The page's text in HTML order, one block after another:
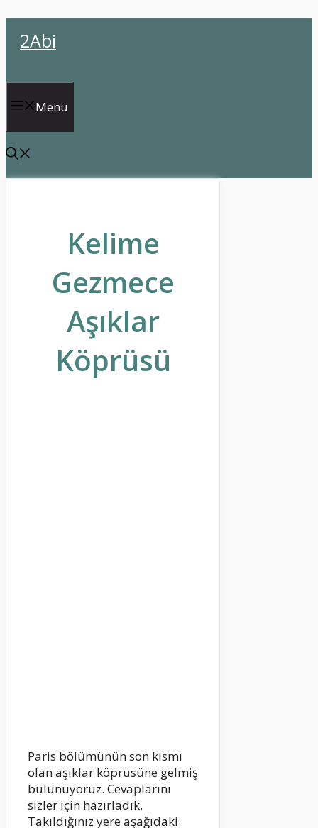
atla2Abi
Menu
Kelime
Gezmece
Aşıklar
Köprüsü
Paris bölümünün son kısmı
olan aşıklar köprüsüne gelmiş
bulunuyoruz. Cevaplarını
sizler için hazırladık.
Takıldığınız yere aşağıdaki